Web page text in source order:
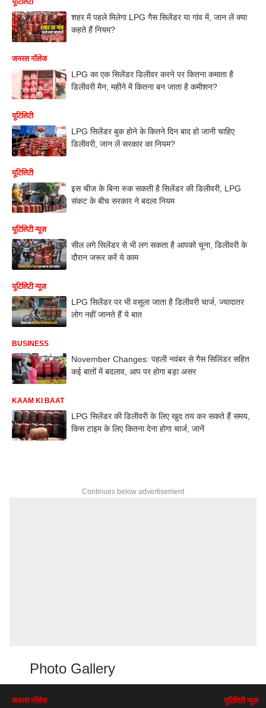
यूटिलिटी
शहर में पहले मिलेगा LPG गैस सिलेंडर या गांव में, जान लें क्या
कहते हैं नियम?
जनरल नॉलेज
LPG का एक सिलेंडर डिलीवर करने पर कितना कमाता है
डिलीवरी मैन, महीने में कितना बन जाता है कमीशन?
यूटिलिटी
LPG सिलेंडर बुक होने के कितने दिन बाद हो जानी चाहिए
डिलीवरी, जान लें सरकार का नियम?
यूटिलिटी
इस चीज के बिना रुक सकती है सिलेंडर की डिलीवरी, LPG
संकट के बीच सरकार ने बदला नियम
यूटिलिटी न्यूज़
सील लगे सिलेंडर से भी लग सकता है आपको चूना, डिलीवरी के
दौरान जरूर करें ये काम
यूटिलिटी न्यूज़
LPG सिलेंडर पर भी वसूला जाता है डिलीवरी चार्ज, ज्यादातर
लोग नहीं जानते हैं ये बात
BUSINESS
November Changes: पहली नवंबर से गैस सिलिंडर सहित
कई बातों में बदलाव, आप पर होगा बड़ा असर
KAAM KI BAAT
LPG सिलेंडर की डिलीवरी के लिए खुद तय कर सकते हैं समय,
किस टाइम के लिए कितना देना होगा चार्ज, जानें
Continues below advertisement
Photo Gallery
जनरल नॉलेज यूटिलिटी न्यूज़